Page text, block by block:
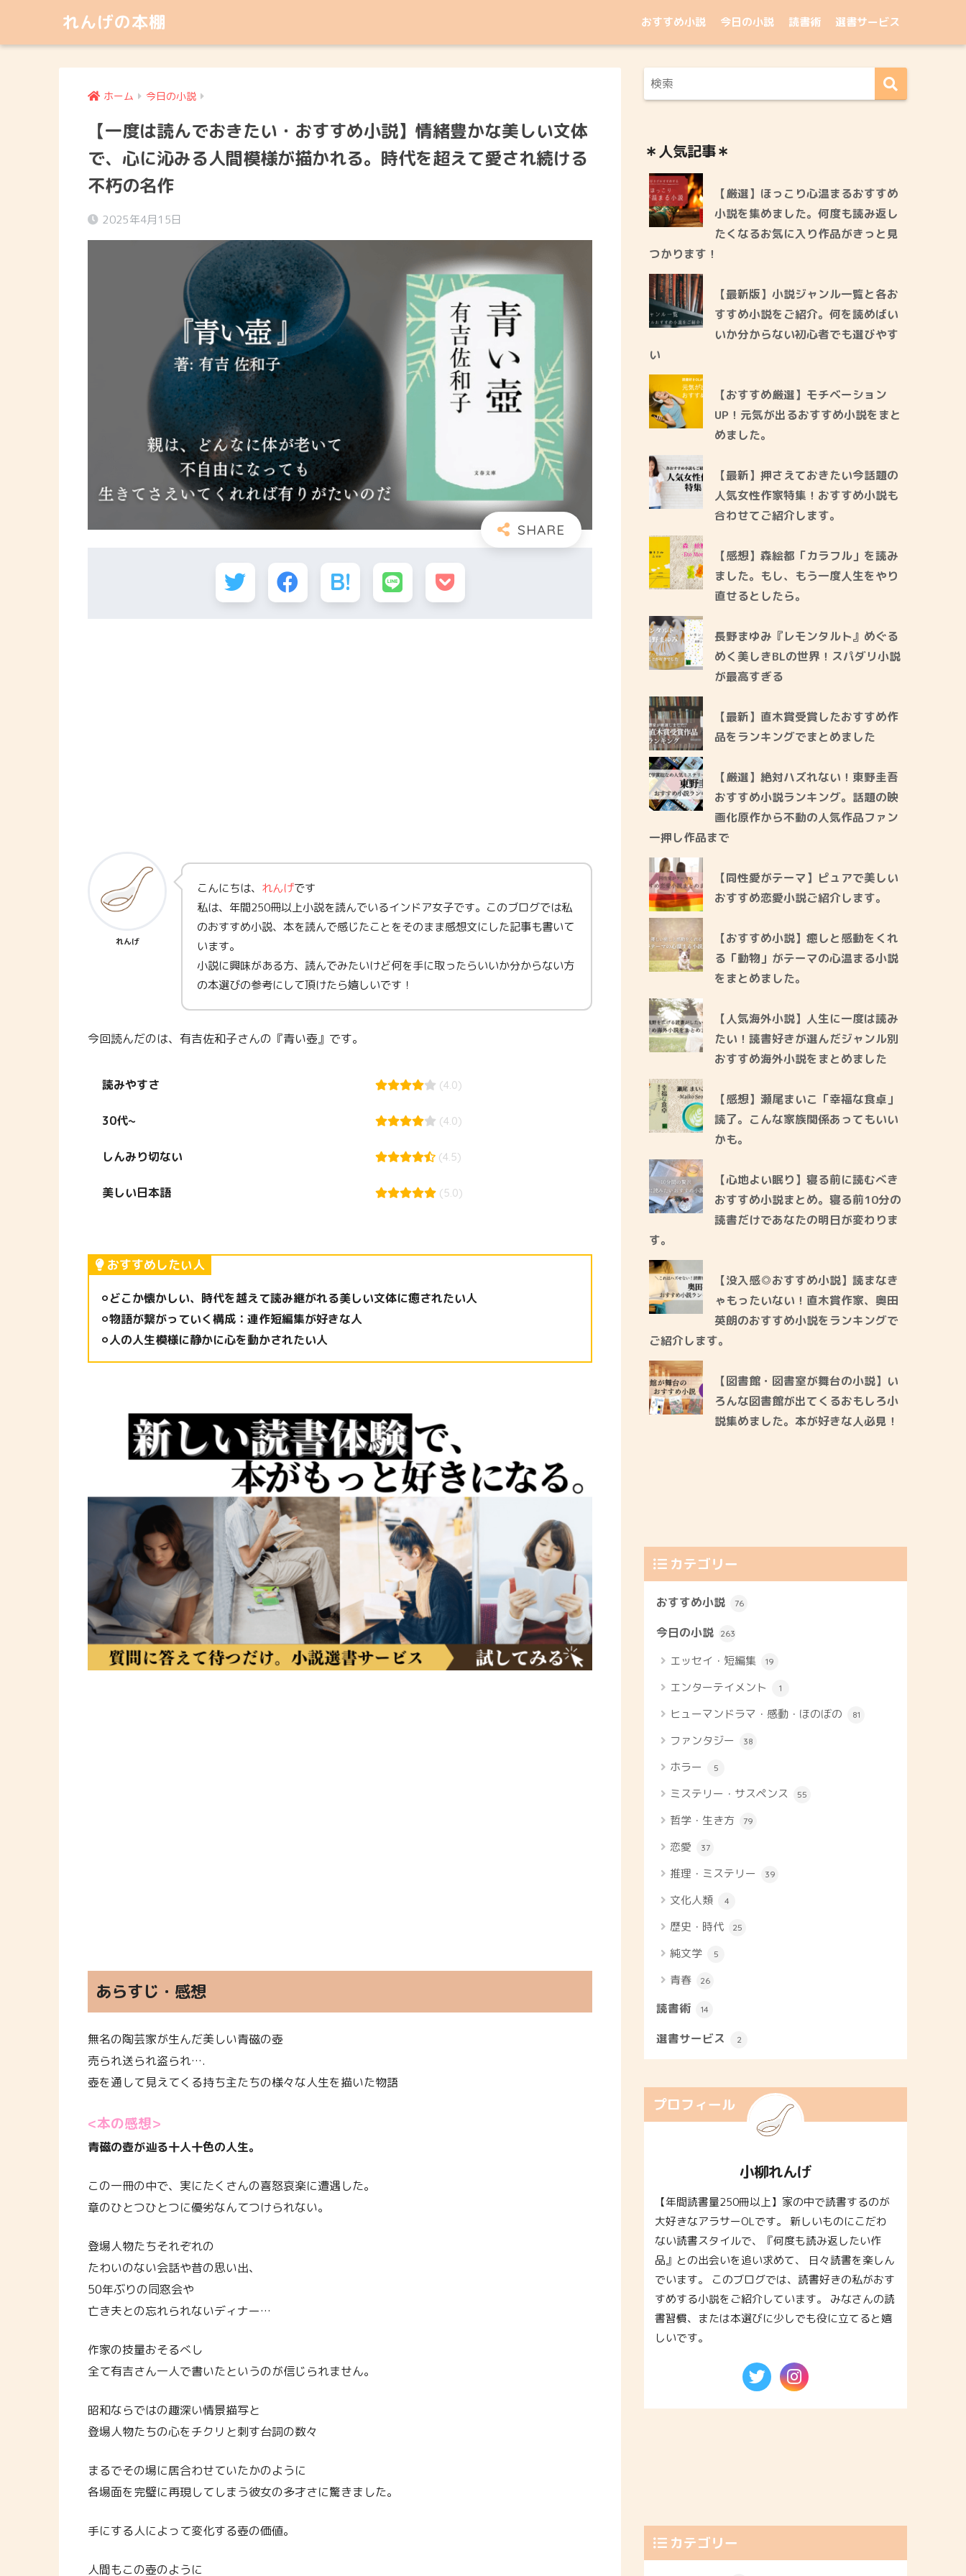
れんげの本棚 おすすめ小説 今日の小説 読書術 選書サービス
ホーム 今日の小説
【一度は読んでおきたい・おすすめ小説】情緒豊かな美しい文体
で、心に沁みる人間模様が描かれる。時代を超えて愛され続ける
不朽の名作
2025年4月15日
れんげ
こんにちは、 れんげです
私は、年間250冊以上小説を読んでいるインドア女子です。このブログでは私
のおすすめ小説、本を読んで感じたことをそのまま感想文にした記事も書いて
います。
小説に興味がある方、読んでみたいけど何を手に取ったらいいか分からない方
の本選びの参考にして頂けたら嬉しいです！
今回読んだのは、有吉佐和子さんの『青い壺』です。
読みやすさ (4.0)
30代~ (4.0)
しんみり切ない (4.5)
美しい日本語 (5.0)
おすすめしたい人
⚪︎どこか懐かしい、時代を越えて読み継がれる美しい文体に癒されたい人
⚪︎物語が繋がっていく構成：連作短編集が好きな人
⚪︎人の人生模様に静かに心を動かされたい人
あらすじ・感想
無名の陶芸家が生んだ美しい青磁の壺
売られ送られ盗られ….
壺を通して見えてくる持ち主たちの様々な人生を描いた物語
<本の感想>
青磁の壺が辿る十人十色の人生。
この一冊の中で、実にたくさんの喜怒哀楽に遭遇した。
章のひとつひとつに優劣なんてつけられない。
登場人物たちそれぞれの
たわいのない会話や昔の思い出、
50年ぶりの同窓会や
亡き夫との忘れられないディナー…
作家の技量おそるべし
全て有吉さん一人で書いたというのが信じられません。
昭和ならではの趣深い情景描写と
登場人物たちの心をチクリと刺す台詞の数々
まるでその場に居合わせていたかのように
各場面を完璧に再現してしまう彼女の多才さに驚きました。
手にする人によって変化する壺の価値。
人間もこの壺のように
＊人気記事＊
【厳選】ほっこり心温まるおすすめ
小説を集めました。何度も読み返し
たくなるお気に入り作品がきっと見
つかります！
【最新版】小説ジャンル一覧と各お
すすめ小説をご紹介。何を読めばい
いか分からない初心者でも選びやす
い
【おすすめ厳選】モチベーション
UP！元気が出るおすすめ小説をまと
めました。
【最新】押さえておきたい今話題の
人気女性作家特集！おすすめ小説も
合わせてご紹介します。
【感想】森絵都「カラフル」を読み
ました。もし、もう一度人生をやり
直せるとしたら。
長野まゆみ『レモンタルト』めぐる
めく美しきBLの世界！スパダリ小説
が最高すぎる
【最新】直木賞受賞したおすすめ作
品をランキングでまとめました
【厳選】絶対ハズれない！東野圭吾
おすすめ小説ランキング。話題の映
画化原作から不動の人気作品ファン
一押し作品まで
【同性愛がテーマ】ピュアで美しい
おすすめ恋愛小説ご紹介します。
【おすすめ小説】癒しと感動をくれ
る「動物」がテーマの心温まる小説
をまとめました。
【人気海外小説】人生に一度は読み
たい！読書好きが選んだジャンル別
おすすめ海外小説をまとめました
【感想】瀬尾まいこ「幸福な食卓」
読了。こんな家族関係あってもいい
かも。
【心地よい眠り】寝る前に読むべき
おすすめ小説まとめ。寝る前10分の
読書だけであなたの明日が変わりま
す。
【没入感◎おすすめ小説】読まなき
ゃもったいない！直木賞作家、奥田
英朗のおすすめ小説をランキングで
ご紹介します。
【図書館・図書室が舞台の小説】い
ろんな図書館が出てくるおもしろ小
説集めました。本が好きな人必見！
カテゴリー
おすすめ小説 76
今日の小説 263
エッセイ・短編集 19
エンターテイメント 1
ヒューマンドラマ・感動・ほのぼの 81
ファンタジー 38
ホラー 5
ミステリー・サスペンス 55
哲学・生き方 79
恋愛 37
推理・ミステリー 39
文化人類 4
歴史・時代 25
純文学 5
青春 26
読書術 14
選書サービス 2
プロフィール
小柳れんげ
【年間読書量250冊以上】家の中で読書するのが
大好きなアラサーOLです。 新しいものにこだわ
ない読書スタイルで、『何度も読み返したい作
品』との出会いを追い求めて、 日々読書を楽しん
でいます。 このブログでは、読書好きの私がおす
すめする小説をご紹介しています。 みなさんの読
書習慣、または本選びに少しでも役に立てると嬉
しいです。
カテゴリー